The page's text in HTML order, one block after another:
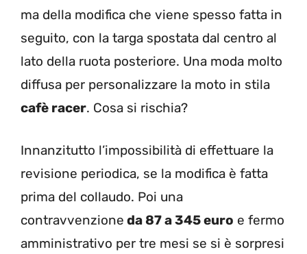
ma della modifica che viene spesso fatta in
seguito, con la targa spostata dal centro al
lato della ruota posteriore. Una moda molto
diffusa per personalizzare la moto in stila
cafè racer. Cosa si rischia?
Innanzitutto l’impossibilità di effettuare la
revisione periodica, se la modifica è fatta
prima del collaudo. Poi una
contravvenzione da 87 a 345 euro e fermo
amministrativo per tre mesi se si è sorpresi